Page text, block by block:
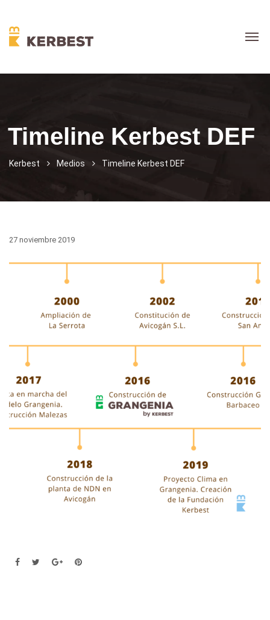
Timeline Kerbest DEF
Kerbest Medios Timeline Kerbest DEF
27 noviembre 2019